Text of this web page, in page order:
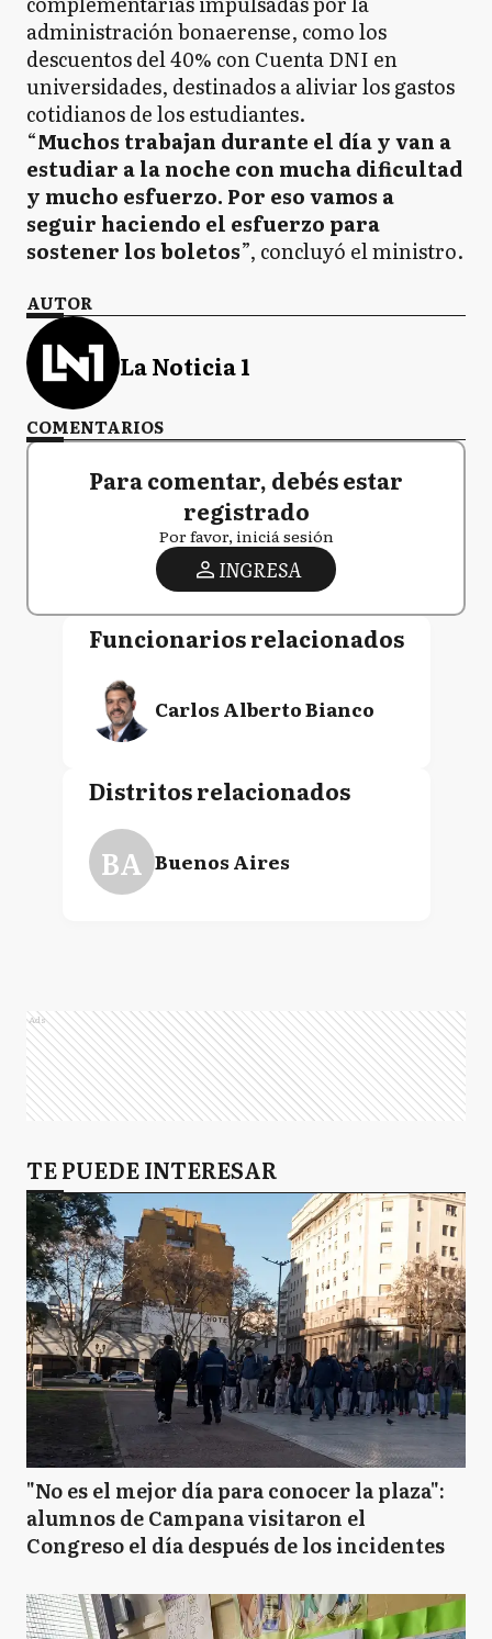
administración bonaerense, como los
descuentos del 40% con Cuenta DNI en
universidades, destinados a aliviar los gastos
cotidianos de los estudiantes.
“Muchos trabajan durante el día y van a
estudiar a la noche con mucha dificultad
y mucho esfuerzo. Por eso vamos a
seguir haciendo el esfuerzo para
sostener los boletos”, concluyó el ministro.
AUTOR
La Noticia 1
COMENTARIOS
Para comentar, debés estar
registrado
Por favor, iniciá sesión
INGRESA
Funcionarios relacionados
Carlos Alberto Bianco
Distritos relacionados
BA Buenos Aires
Ads
TE PUEDE INTERESAR
"No es el mejor día para conocer la plaza":
alumnos de Campana visitaron el
Congreso el día después de los incidentes